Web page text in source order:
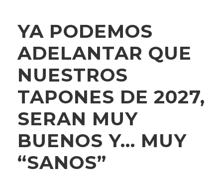
YA PODEMOS
ADELANTAR QUE
NUESTROS
TAPONES DE 2027,
SERAN MUY
BUENOS Y… MUY
“SANOS”